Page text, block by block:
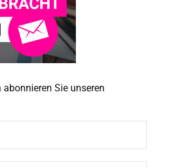
Sie unseren